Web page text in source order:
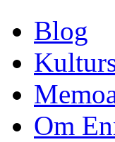
Blog
Om